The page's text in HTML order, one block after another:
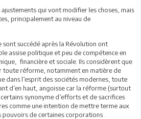
qui vont modifier les choses, mais
principalement au niveau de
sont succédé après la Révolution ont
assise politique et peu de compétence en
financière et sociale. Ils considèrent que
toute réforme, notamment en matière de
dans l’esprit des sociétés modernes, toute
d’en haut, angoisse car la réforme (surtout
synonyme d’efforts et de sacrifices
comme une intention de mettre terme aux
de certaines corporations .